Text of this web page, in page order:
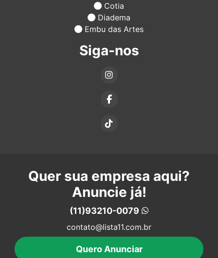
Cotia
Diadema
Embu das Artes
Siga-nos
Quer sua empresa aqui?
Anuncie já!
(11)93210-0079
contato@lista11.com.br
Quero Anunciar